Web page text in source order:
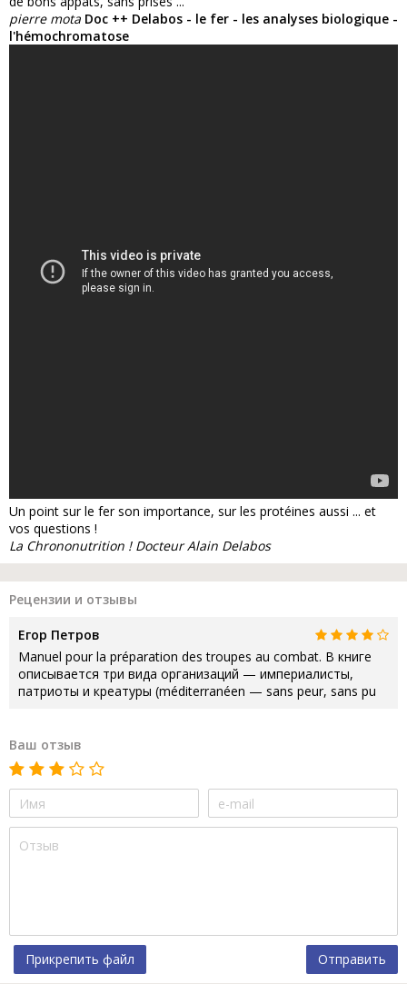
pierre mota Doc ++ Delabos - le fer - les analyses biologique -
l'hémochromatose
Un point sur le fer son importance, sur les protéines aussi ... et
vos questions !
La Chrononutrition ! Docteur Alain Delabos
Рецензии и отзывы
Егор Петров
Manuel pour la préparation des troupes au combat. В книге
описывается три вида организаций — империалисты,
патриоты и креатуры (méditerranéen — sans peur, sans pu
Ваш отзыв
Прикрепить файл Отправить